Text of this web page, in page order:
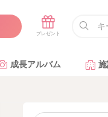
成長アルバム